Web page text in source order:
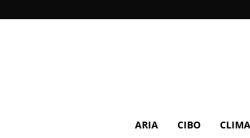
ARIA CIBO CLIMA